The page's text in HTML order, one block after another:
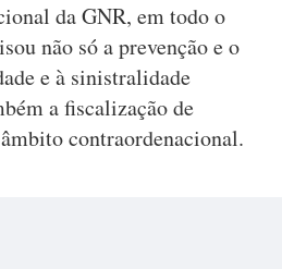
da GNR, em todo o
não só a prevenção e o
e à sinistralidade
a fiscalização de
contraordenacional.